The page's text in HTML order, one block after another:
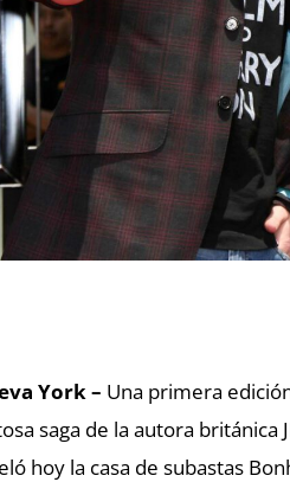
York – Una primera
saga de la autora británica
hoy la casa de subastas